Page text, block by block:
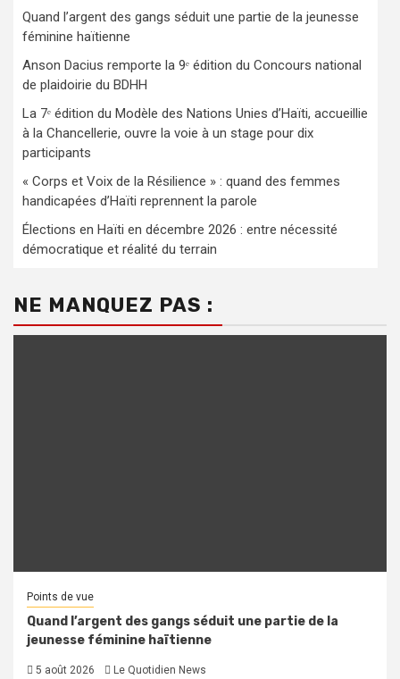
Quand l’argent des gangs séduit une partie de la jeunesse
féminine haïtienne
Anson Dacius remporte la 9ᵉ édition du Concours national
de plaidoirie du BDHH
La 7ᵉ édition du Modèle des Nations Unies d’Haïti, accueillie
à la Chancellerie, ouvre la voie à un stage pour dix
participants
« Corps et Voix de la Résilience » : quand des femmes
handicapées d’Haïti reprennent la parole
Élections en Haïti en décembre 2026 : entre nécessité
démocratique et réalité du terrain
NE MANQUEZ PAS :
Points de vue
Quand l’argent des gangs séduit une partie de la
jeunesse féminine haïtienne
5 août 2026 Le Quotidien News